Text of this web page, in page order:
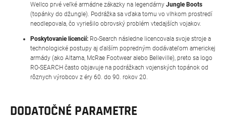
Wellco prvé veľké armádne zákazky na legendárny Jungle Boots
(topánky do džungle). Podrážka sa vďaka tomu vo vlhkom prostredí
neodlepovala, čo vyriešilo obrovský problém vtedajších vojakov.
Poskytovanie licencií: Ro-Search následne licencovala svoje stroje a
technologické postupy aj ďalším popredným dodávateľom americkej
armády (ako Altama, McRae Footwear alebo Belleville), preto sa logo
RO-SEARCH často objavuje na podrážkach vojenských topánok od
rôznych výrobcov z éry 60. do 90. rokov 20.
DODATOČNÉ PARAMETRE